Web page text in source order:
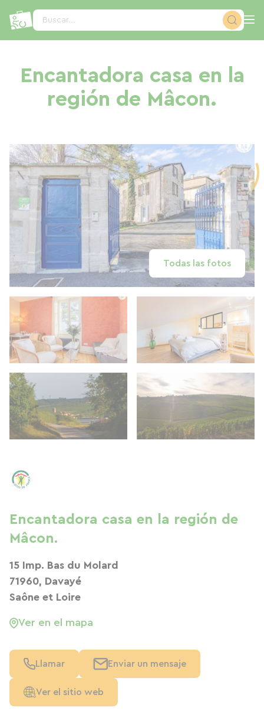
Buscar...
Encantadora casa en la
región de Mâcon.
Todas las fotos
Encantadora casa en la región de
Mâcon.
15 Imp. Bas du Molard
71960, Davayé
Saône et Loire
Ver en el mapa
Llamar Enviar un mensaje
Ver el sitio web
Panel de gestión de cookies